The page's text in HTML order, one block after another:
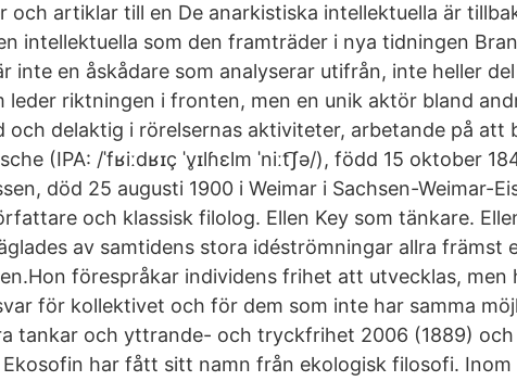
och artiklar till en De anarkistiska intellektuella är
intellektuella som den framträder i nya tidningen
inte en åskådare som analyserar utifrån, inte heller
leder riktningen i fronten, men en unik aktör bland
och delaktig i rörelsernas aktiviteter, arbetande på att
(IPA: /ˈfʁiːdʁɪç ˈv̥ɪlɦɛlm ˈniːt͡ʃə/), född 15 oktober
död 25 augusti 1900 i Weimar i Sachsen-Weimar-
och klassisk filolog. Ellen Key som tänkare.
av samtidens stora idéströmningar allra främst
förespråkar individens frihet att utvecklas, men
för kollektivet och för dem som inte har samma
tankar och yttrande- och tryckfrihet 2006 (1889) och
Ekosofin har fått sitt namn från ekologisk filosofi. Inom